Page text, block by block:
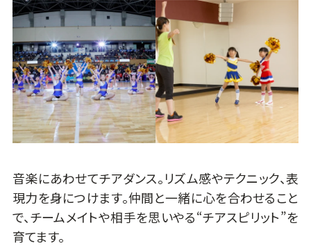
音楽にあわせてチアダンス。リズム感やテクニック、表
現力を身につけます。仲間と一緒に心を合わせること
で、チームメイトや相手を思いやる“チアスピリット”を
育てます。